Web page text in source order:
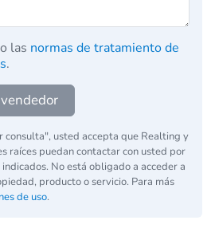
las normas de tratamiento de
.
consulta", usted accepta que Realting y
raíces puedan contactar con usted por
No está obligado a acceder a
producto o servicio. Para más
de uso.